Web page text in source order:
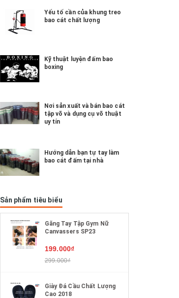
Yếu tố cần của khung treo
bao cát chất lượng
Kỹ thuật luyện đấm bao
boxing
Nơi sản xuất và bán bao cát
tập võ và dụng cụ võ thuật
uy tín
Hướng dẫn bạn tự tay làm
bao cát đấm tại nhà
Sản phẩm tiêu biểu
Găng Tay Tập Gym Nữ
Canvassers SP23
199.000₫
299.000₫
Giày Đá Cầu Chất Lượng
Cao 2018